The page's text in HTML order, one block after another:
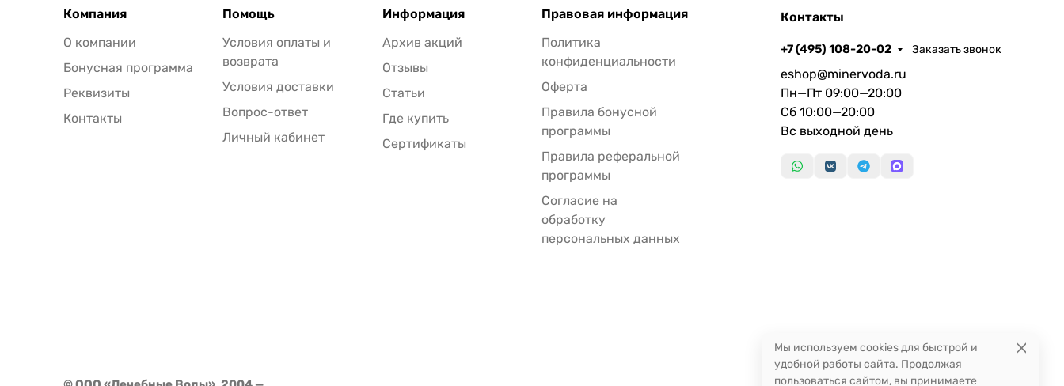
Компания
О компании
Бонусная программа
Реквизиты
Контакты
Помощь
Условия оплаты и
возврата
Условия доставки
Вопрос-ответ
Личный кабинет
Информация
Архив акций
Отзывы
Статьи
Где купить
Сертификаты
Правовая информация
Политика
конфиденциальности
Оферта
Правила бонусной
программы
Правила реферальной
программы
Согласие на
обработку
персональных данных
Контакты
+7 (495) 108-20-02 Заказать звонок
eshop@minervoda.ru
Пн—Пт 09:00—20:00
Сб 10:00—20:00
Вс выходной день
Мы используем cookies для быстрой и
удобной работы сайта. Продолжая
пользоваться сайтом, вы принимаете